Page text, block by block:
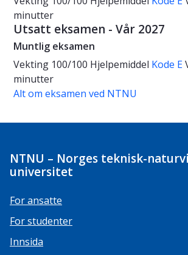
minutter
Utsatt eksamen - Vår 2027
Muntlig eksamen
Vekting 100/100 Hjelpemiddel Kode E
minutter
Alt om eksamen ved NTNU
NTNU – Norges teknisk-
universitet
For ansatte
For studenter
Innsida